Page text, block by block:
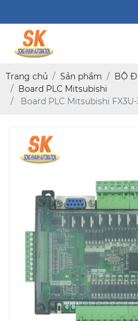
Trang chủ Sản phẩm
BỘ
Board PLC Mitsubishi
Board PLC Mitsubishi